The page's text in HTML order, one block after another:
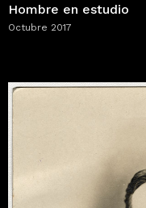
Hombre en estudio
Octubre 2017